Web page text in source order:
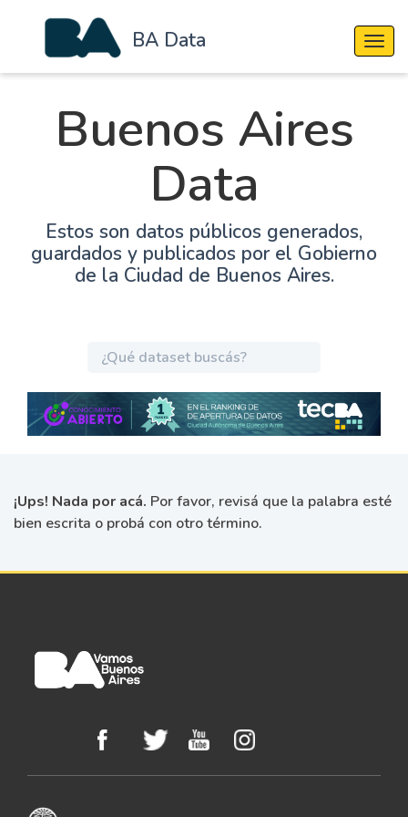
BA Data
Buenos Aires
Data
Estos son datos públicos generados,
guardados y publicados por el Gobierno
de la Ciudad de Buenos Aires.
¡Ups! Nada por acá. Por favor, revisá que la palabra esté
bien escrita o probá con otro término.